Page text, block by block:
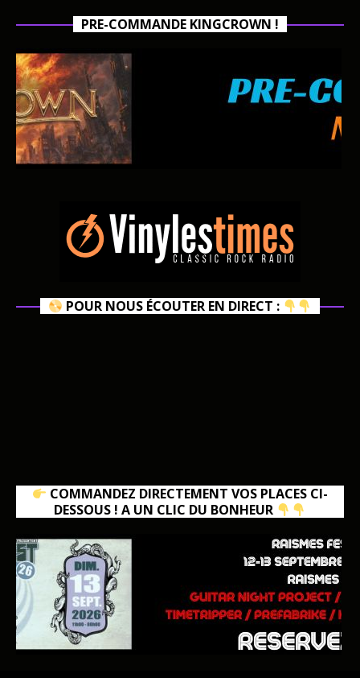
PRE-COMMANDE KINGCROWN !
POUR NOUS ÉCOUTER EN DIRECT :
COMMANDEZ DIRECTEMENT VOS PLACES CI-
DESSOUS ! A UN CLIC DU BONHEUR